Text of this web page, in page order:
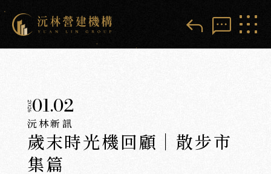
reply sms
202601.02
沅林新訊
歲末時光機回顧｜散步市
集篇